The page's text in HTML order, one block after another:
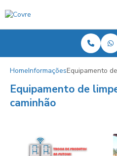
HomeInformaçõesEquipamento
Equipamento de
caminhão